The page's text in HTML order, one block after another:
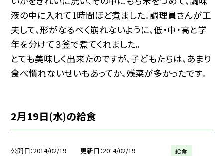
液の中に入れて1時間ほど煮ました。調理員さんが工
夫して、形がなるべく崩れないように、低・中・高と学
年を分けて３釜で煮てくれました。
とても美味しく出来たのですが、子どもたちは、あまり
食べ慣れないせいもあってか、残菜が多かったです。
2月19日(水)の給食
公開日 2014/02/19 更新日 2014/02/19 給食